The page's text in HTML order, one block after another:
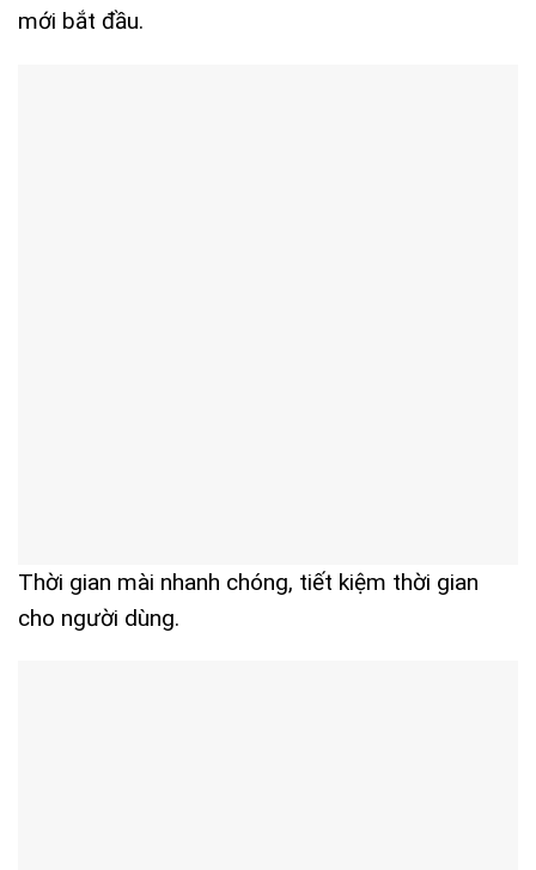
mới bắt đầu.
Thời gian mài nhanh chóng, tiết kiệm thời gian
cho người dùng.